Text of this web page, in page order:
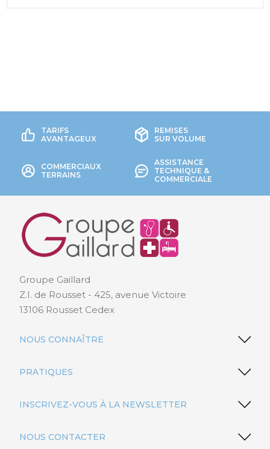
TARIFS
AVANTAGEUX
REMISES
SUR VOLUME
COMMERCIAUX
TERRAINS
ASSISTANCE
TECHNIQUE &
COMMERCIALE
Groupe Gaillard
Z.I. de Rousset - 425, avenue Victoire
13106 Rousset Cedex
NOUS CONNAÎTRE
PRATIQUES
INSCRIVEZ-VOUS À LA NEWSLETTER
NOUS CONTACTER